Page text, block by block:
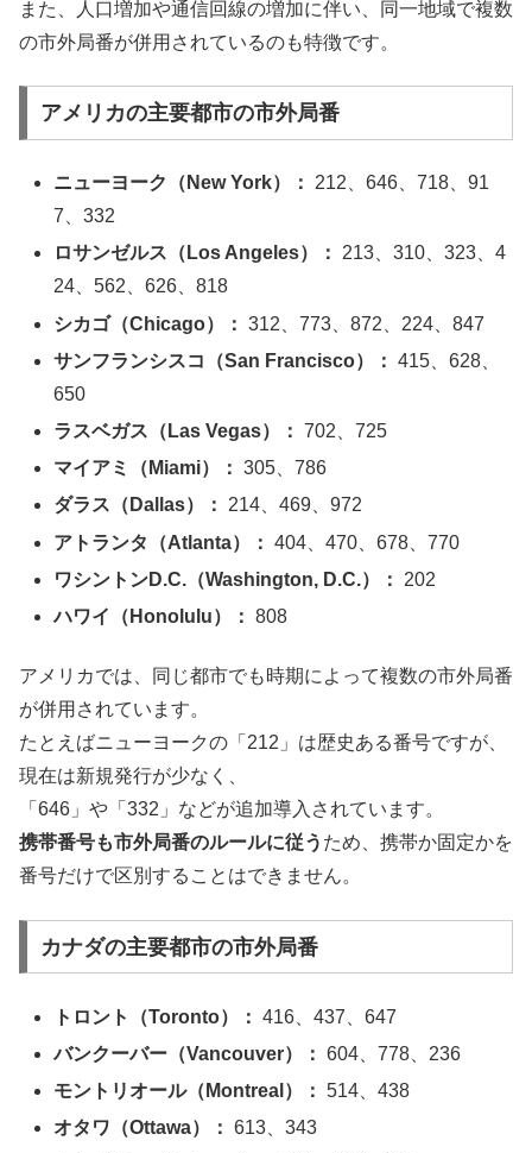
また、人口増加や通信回線の増加に伴い、同一地域で複数
の市外局番が併用されているのも特徴です。
アメリカの主要都市の市外局番
ニューヨーク（New York）：
212、646、718、91
7、332
ロサンゼルス（Los Angeles）： 213、310、323、4
24、562、626、818
シカゴ（Chicago）： 312、773、872、224、847
サンフランシスコ（San Francisco）： 415、628、
650
ラスベガス（Las Vegas）： 702、725
マイアミ（Miami）： 305、786
ダラス（Dallas）： 214、469、972
アトランタ（Atlanta）： 404、470、678、770
ワシントンD.C.（Washington, D.C.）：
202
ハワイ（Honolulu）： 808
アメリカでは、同じ都市でも時期によって複数の市外局番
が併用されています。
たとえばニューヨークの「212」は歴史ある番号ですが、
現在は新規発行が少なく、
「646」や「332」などが追加導入されています。
携帯番号も市外局番のルールに従う ため、携帯か固定かを
番号だけで区別することはできません。
カナダの主要都市の市外局番
トロント（Toronto）： 416、437、647
バンクーバー（Vancouver）： 604、778、236
モントリオール（Montreal）： 514、438
オタワ（Ottawa）： 613、343